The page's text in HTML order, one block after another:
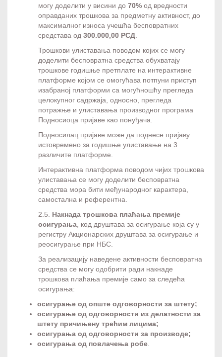
могу доделити у висини до 70% од вредности
оправданих трошкова за предметну активност, до
максималног износа учешћа бесповратних
средстава од 300.000,00 РСД
Трошкови улиставања поводом којих се могу
доделити бесповратна средства обухватају
трошкове годишње претплате на интерактивне
платформе којом се омогућава потпуни приступ
изабраној платформи са могућношћу прегледа
целокупног садржаја, односно, прегледа
потражње и улиставања производног програма
Подносиоца пријаве као понуђача.
Подносилац пријаве може да поднесе пријаву
истовремено за годишње улиставање на 3
различите платформе.
Интерактивна платформа поводом чијих трошкова
улиставања се могу доделити бесповратна
средства мора бити међународног карактера,
самостална и референтна.
2.5. Накнада трошкова плаћања премије
осигурања , код друштава за осигурање која су у
регистру Акционарских друштава за осигурање и
реосигурање при НБС.
За реализацију наведене активности бесповратна
средства се могу одобрити ради накнаде
трошкова плаћања премије само за следећа
осигурања:
осигурање од опште одговорности за штету;
осигурање од одговорности из делатности за
штету причињену трећим лицима;
осигурања од одговорности за производе;
осигурања од повлачења робе